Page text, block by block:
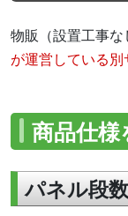
物販（設置工事な
が運営している別
商品仕様
パネル段数